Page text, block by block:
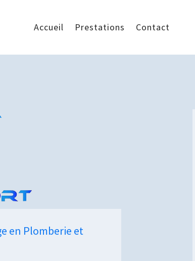
Accueil Prestations Contact
en Plomberie et